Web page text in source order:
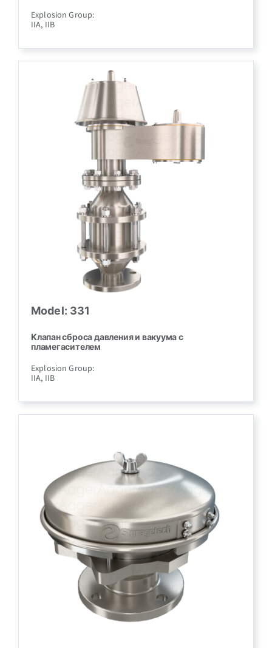
Explosion Group:
IIA, IIB
Model: 331
Клапан сброса давления и вакуума с
пламегасителем
Explosion Group:
IIA, IIB